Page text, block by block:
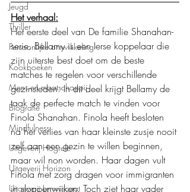
Jeugd
Thriller
Persoonlijke ontwikkeling
Kookboeken
Mens en maatschappij
Biografie
Mindfulness
Uitgeverij Hogrefe
Uitgeverij Horizon
Uitgeverij Lemniscaat
Het verhaal:
Het eerste deel van De familie Shanahan-
serie. Bellamy is een Ierse koppelaar die
zijn uiterste best doet om de beste
matches te regelen voor verschillende
gezinsleden. In dit deel krijgt Bellamy de
taak de perfecte match te vinden voor
Finola Shanahan. Finola heeft besloten
na het verlies van haar kleinste zusje nooit
zelf aan een gezin te willen beginnen,
maar wil non worden. Haar dagen vult
Finola met zorg dragen voor immigranten
in sloppenwijken. Toch ziet haar vader